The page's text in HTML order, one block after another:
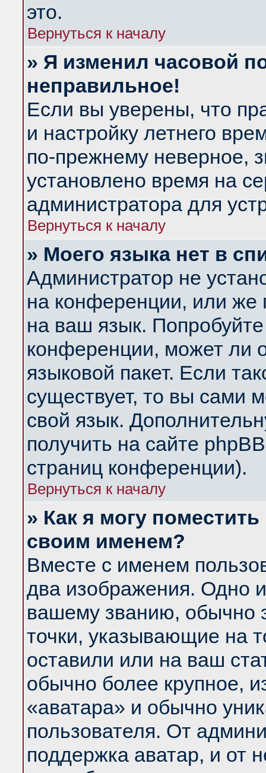
это.
Вернуться к началу
» Я изменил часовой
неправильное!
Если вы уверены, что
и настройку летнего
по-прежнему неверное,
установлено время на
администратора для
Вернуться к началу
» Моего языка нет в
Администратор не
на конференции, или же
на ваш язык.
конференции, может ли
языковой пакет. Если
существует, то вы сами
свой язык.
получить на сайте
страниц конференции).
Вернуться к началу
» Как я могу
своим именем?
Вместе с именем
два изображения. Одно
вашему званию, обычно
точки, указывающие на
оставили или на ваш
обычно более крупное,
«аватара» и обычно
пользователя. От
поддержка аватар, и от